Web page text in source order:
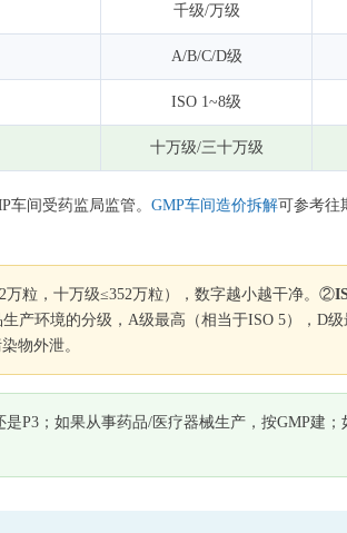
千级/万级
A/B/C/D级
ISO 1~8级
十万级/三十万级
车间受药监局监管。 GMP车间造价拆解可参考往
粒，十万级≤352万粒），数字越小越干净。②
产环境的分级，A级最高（相当于ISO 5），D级
物外泄。
；如果从事药品/医疗器械生产，按GMP建；